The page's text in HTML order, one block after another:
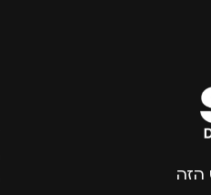
הזה